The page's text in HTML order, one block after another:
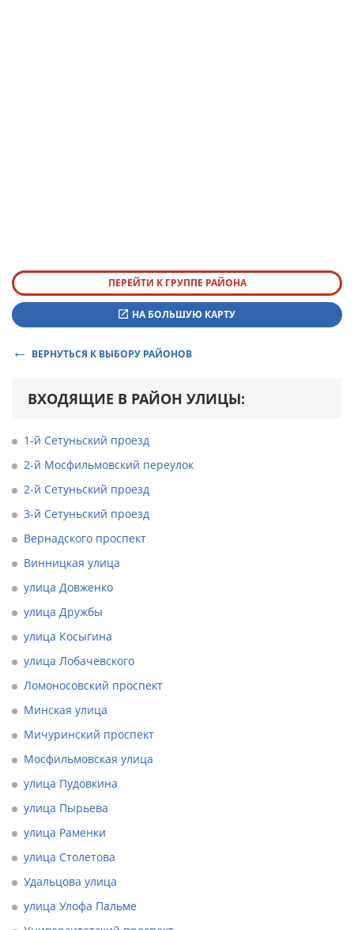
ПЕРЕЙТИ К ГРУППЕ РАЙОНА
НА БОЛЬШУЮ КАРТУ
ВЕРНУТЬСЯ К ВЫБОРУ РАЙОНОВ
ВХОДЯЩИЕ В РАЙОН УЛИЦЫ:
1-й Сетуньский проезд
2-й Мосфильмовский переулок
2-й Сетуньский проезд
3-й Сетуньский проезд
Вернадского проспект
Винницкая улица
улица Довженко
улица Дружбы
улица Косыгина
улица Лобачевского
Ломоносовский проспект
Минская улица
Мичуринский проспект
Мосфильмовская улица
улица Пудовкина
улица Пырьева
улица Раменки
улица Столетова
Удальцова улица
улица Улофа Пальме